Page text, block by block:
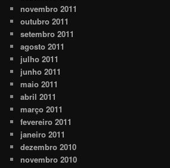
novembro 2011
outubro 2011
setembro 2011
agosto 2011
julho 2011
junho 2011
maio 2011
abril 2011
março 2011
fevereiro 2011
janeiro 2011
dezembro 2010
novembro 2010